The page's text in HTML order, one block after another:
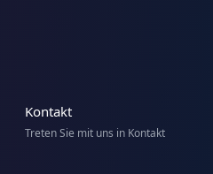
Kontakt
Treten Sie mit uns in Kontakt